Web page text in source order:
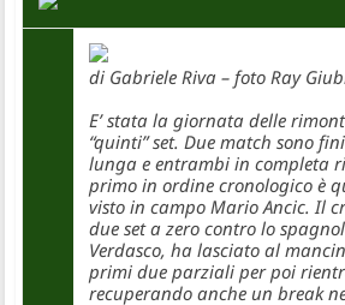
di Gabriele Riva – foto Ray
E’ stata la giornata delle
“quinti” set. Due match sono
lunga e entrambi in completa
primo in ordine cronologico è
visto in campo Mario Ancic. Il
due set a zero contro lo
Verdasco, ha lasciato al
primi due parziali per poi
recuperando anche un break